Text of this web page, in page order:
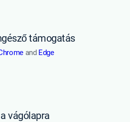
támogatás
and Edge
vágólapra